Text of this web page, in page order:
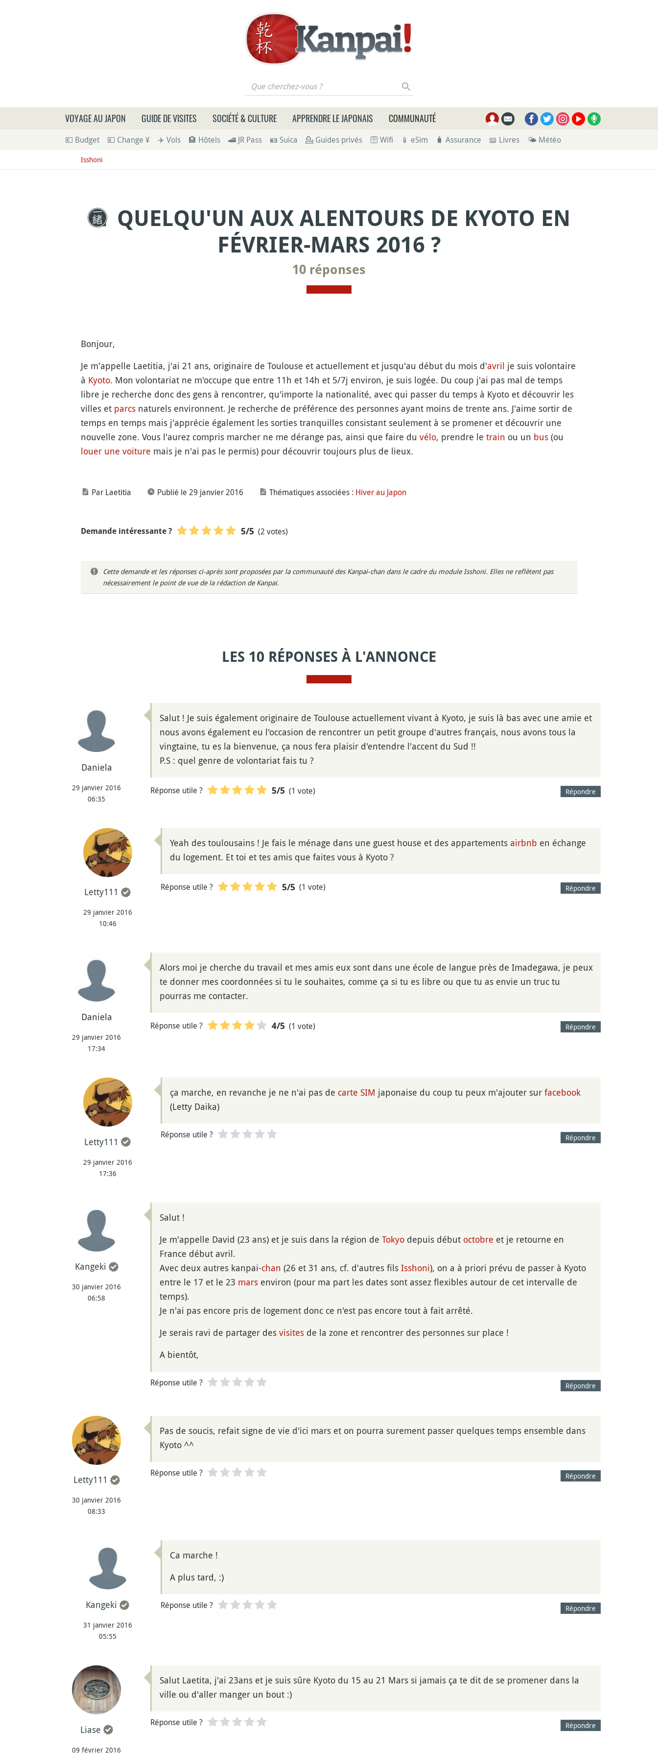
Que cherchez-vous ?
VOYAGE AU JAPON GUIDE DE VISITES SOCIÉTÉ & CULTURE APPRENDRE LE JAPONAIS COMMUNAUTÉ
💶 Budget 💴 Change ¥ ✈️ Vols 🏨 Hôtels 🚄 JR Pass 🪪 Suica 💁 Guides privés 🛜 Wifi 📱 eSim 🧳 Assurance 📖 Livres 🌤 Météo
Isshoni
QUELQU'UN AUX ALENTOURS DE KYOTO EN
FÉVRIER-MARS 2016 ?
10 réponses
Bonjour,
Je m'appelle Laetitia, j'ai 21 ans, originaire de Toulouse et actuellement et jusqu'au début du mois d'avril je suis volontaire
à Kyoto. Mon volontariat ne m'occupe que entre 11h et 14h et 5/7j environ, je suis logée. Du coup j'ai pas mal de temps
libre je recherche donc des gens à rencontrer, qu'importe la nationalité, avec qui passer du temps à Kyoto et découvrir les
villes et parcsnaturels environnent. Je recherche de préférence des personnes ayant moins de trente ans. J'aime sortir de
temps en temps mais j'apprécie également les sorties tranquilles consistant seulement à se promener et découvrir une
nouvelle zone. Vous l'aurez compris marcher ne me dérange pas, ainsi que faire du vélo, prendre le train ou un bus(ou
louer une voiture mais je n'ai pas le permis) pour découvrir toujours plus de lieux.
Par Laetitia Publié le 29 janvier 2016 Thématiques associées : Hiver au Japon
Demande intéressante ? 5/5 (2 votes)
Cette demande et les réponses ci-après sont proposées par la communauté des Kanpai-chan dans le cadre du module Isshoni. Elles ne reflètent pas
nécessairement le point de vue de la rédaction de Kanpai.
LES 10 RÉPONSES À L'ANNONCE
Daniela
29 janvier 2016
06:35
Salut ! Je suis également originaire de Toulouse actuellement vivant à Kyoto, je suis là bas avec une amie et
nous avons également eu l'occasion de rencontrer un petit groupe d'autres français, nous avons tous la
vingtaine, tu es la bienvenue, ça nous fera plaisir d'entendre l'accent du Sud !!
P.S : quel genre de volontariat fais tu ?
Répondre
Réponse utile ? 5/5 (1 vote)
Letty111
29 janvier 2016
10:46
Yeah des toulousains ! Je fais le ménage dans une guest house et des appartements airbnb en échange
du logement. Et toi et tes amis que faites vous à Kyoto ?
Répondre
Réponse utile ? 5/5 (1 vote)
Daniela
29 janvier 2016
17:34
Alors moi je cherche du travail et mes amis eux sont dans une école de langue près de Imadegawa, je peux
te donner mes coordonnées si tu le souhaites, comme ça si tu es libre ou que tu as envie un truc tu
pourras me contacter.
Répondre
Réponse utile ? 4/5 (1 vote)
Letty111
29 janvier 2016
17:36
ça marche, en revanche je ne n'ai pas de carte SIM japonaise du coup tu peux m'ajouter sur facebook
(Letty Daika)
Répondre
Réponse utile ?
Kangeki
30 janvier 2016
06:58
Salut !
Je m'appelle David (23 ans) et je suis dans la région de Tokyo depuis début octobre et je retourne en
France début avril.
Avec deux autres kanpai-chan (26 et 31 ans, cf. d'autres fils Isshoni), on a à priori prévu de passer à Kyoto
entre le 17 et le 23 mars environ (pour ma part les dates sont assez flexibles autour de cet intervalle de
temps).
Je n'ai pas encore pris de logement donc ce n'est pas encore tout à fait arrêté.
Je serais ravi de partager des visites de la zone et rencontrer des personnes sur place !
A bientôt,
Répondre
Réponse utile ?
Letty111
30 janvier 2016
08:33
Pas de soucis, refait signe de vie d'ici mars et on pourra surement passer quelques temps ensemble dans
Kyoto ^^
Répondre
Réponse utile ?
Kangeki
31 janvier 2016
05:55
Ca marche !
A plus tard, :)
Répondre
Réponse utile ?
Liase
09 février 2016
Salut Laetita, j'ai 23ans et je suis sûre Kyoto du 15 au 21 Mars si jamais ça te dit de se promener dans la
ville ou d'aller manger un bout :)
Répondre
Réponse utile ?